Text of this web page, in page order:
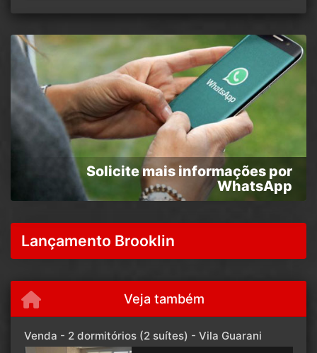
Solicite mais informações por
WhatsApp
Lançamento Brooklin
Veja também
Venda - 2 dormitórios (2 suítes) - Vila Guarani